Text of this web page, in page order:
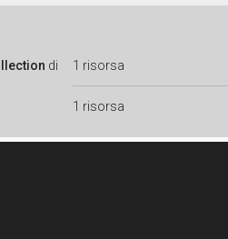
di 1 risorsa
1 risorsa